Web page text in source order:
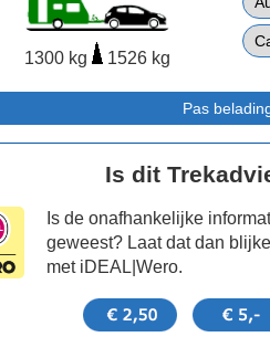
1300 kg 1526 kg
Is dit
Is de onafhankelijke
geweest? Laat dat dan
met iDEAL|Wero.